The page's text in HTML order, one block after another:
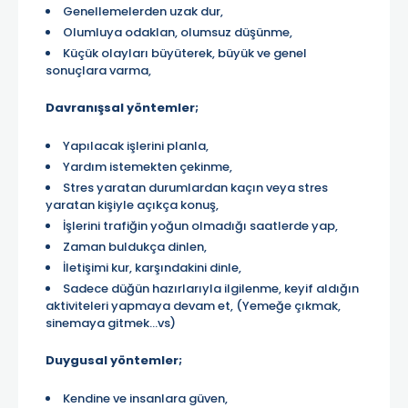
Genellemelerden uzak dur,
Olumluya odaklan, olumsuz düşünme,
Küçük olayları büyüterek, büyük ve genel
sonuçlara varma,
Davranışsal yöntemler;
Yapılacak işlerini planla,
Yardım istemekten çekinme,
Stres yaratan durumlardan kaçın veya stres
yaratan kişiyle açıkça konuş,
İşlerini trafiğin yoğun olmadığı saatlerde yap,
Zaman buldukça dinlen,
İletişimi kur, karşındakini dinle,
Sadece düğün hazırlarıyla ilgilenme, keyif aldığın
aktiviteleri yapmaya devam et, (Yemeğe çıkmak,
sinemaya gitmek...vs)
Duygusal yöntemler;
Kendine ve insanlara güven,